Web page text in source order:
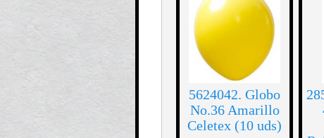
5624042. Globo
No.36 Amarillo
Celetex (10 uds)